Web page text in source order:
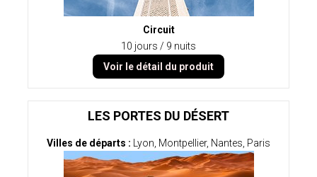
Circuit
10 jours / 9 nuits
Voir le détail du produit
LES PORTES DU DÉSERT
Villes de départs : Lyon, Montpellier, Nantes, Paris